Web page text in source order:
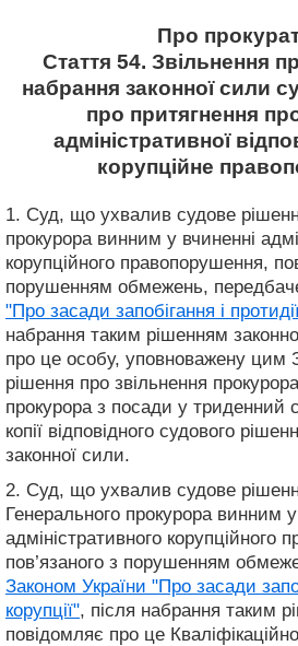
Про
Стаття 54. Звільнення
набрання законної сили
про притягнення
адміністративної
корупційне
1. Суд, що ухвалив судове
прокурора винним у вчиненні
корупційного правопорушення,
порушенням обмежень,
"Про засади запобігання і
набрання таким рішенням
про це особу, уповноважену цим
рішення про звільнення
прокурора з посади у триденний
копії відповідного судового
законної сили.
2. Суд, що ухвалив судове
Генерального прокурора винним у
адміністративного корупційного
пов’язаного з порушенням
Законом України "Про засади
корупції", після набрання таким
повідомляє про це